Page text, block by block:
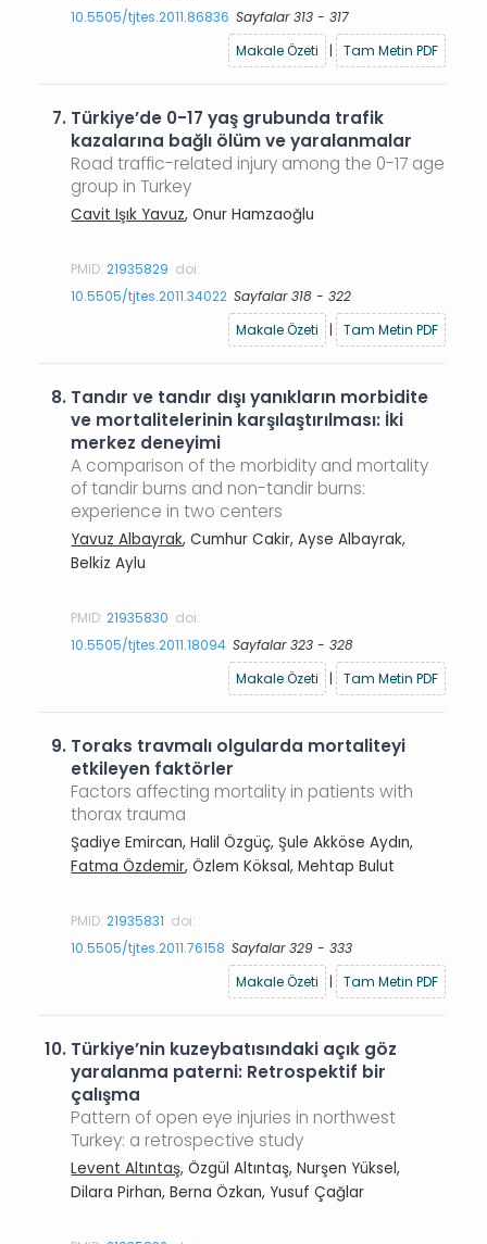
10.5505/tjtes.2011.86836 Sayfalar 313 - 317
Makale Özeti
| Tam Metin PDF
7. Türkiye’de 0-17 yaş grubunda trafik
kazalarına bağlı ölüm ve yaralanmalar
Road traffic-related injury among the 0-17 age
group in Turkey
Cavit Işık Yavuz, Onur Hamzaoğlu
PMID:21935829 doi:
10.5505/tjtes.2011.34022 Sayfalar 318 - 322
Makale Özeti
| Tam Metin PDF
8. Tandır ve tandır dışı yanıkların morbidite
ve mortalitelerinin karşılaştırılması: İki
merkez deneyimi
A comparison of the morbidity and mortality
of tandir burns and non-tandir burns:
experience in two centers
Yavuz Albayrak, Cumhur Cakir, Ayse Albayrak,
Belkiz Aylu
PMID:21935830 doi:
10.5505/tjtes.2011.18094 Sayfalar 323 - 328
Makale Özeti
| Tam Metin PDF
9. Toraks travmalı olgularda mortaliteyi
etkileyen faktörler
Factors affecting mortality in patients with
thorax trauma
Şadiye Emircan, Halil Özgüç, Şule Akköse Aydın,
Fatma Özdemir, Özlem Köksal, Mehtap Bulut
PMID:21935831 doi:
10.5505/tjtes.2011.76158 Sayfalar 329 - 333
Makale Özeti
| Tam Metin PDF
10. Türkiye’nin kuzeybatısındaki açık göz
yaralanma paterni: Retrospektif bir
çalışma
Pattern of open eye injuries in northwest
Turkey: a retrospective study
Levent Altıntaş, Özgül Altıntaş, Nurşen Yüksel,
Dilara Pirhan, Berna Özkan, Yusuf Çağlar